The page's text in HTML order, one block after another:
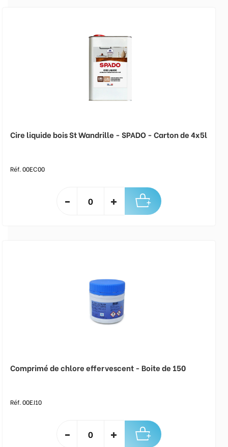
Cire liquide bois St Wandrille - SPADO - Carton de 4x5l
Réf. 00EC00
Comprimé de chlore effervescent - Boite de 150
Réf. 00EJ10